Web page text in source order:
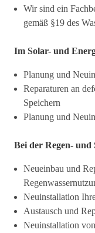
Wir sind ein
gemäß §19 des
Im Solar- und
Planung und
Reparaturen an
Speichern
Planung und
Bei der Regen- und
Neueinbau und
Neuinstallation
Austausch und
Neuinstallation